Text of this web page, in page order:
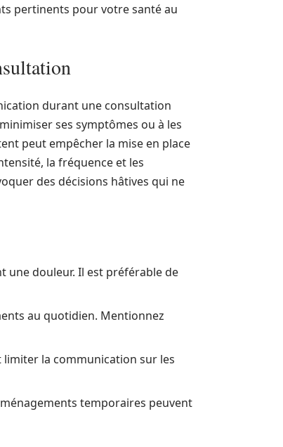
pertinents pour votre santé au
durant une consultation
ses symptômes ou à les
peut empêcher la mise en place
la fréquence et les
des décisions hâtives qui ne
une douleur. Il est préférable de
au quotidien. Mentionnez
limiter la communication sur les
temporaires peuvent